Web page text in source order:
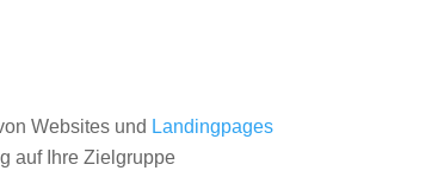
Websites und Landingpages
auf Ihre Zielgruppe